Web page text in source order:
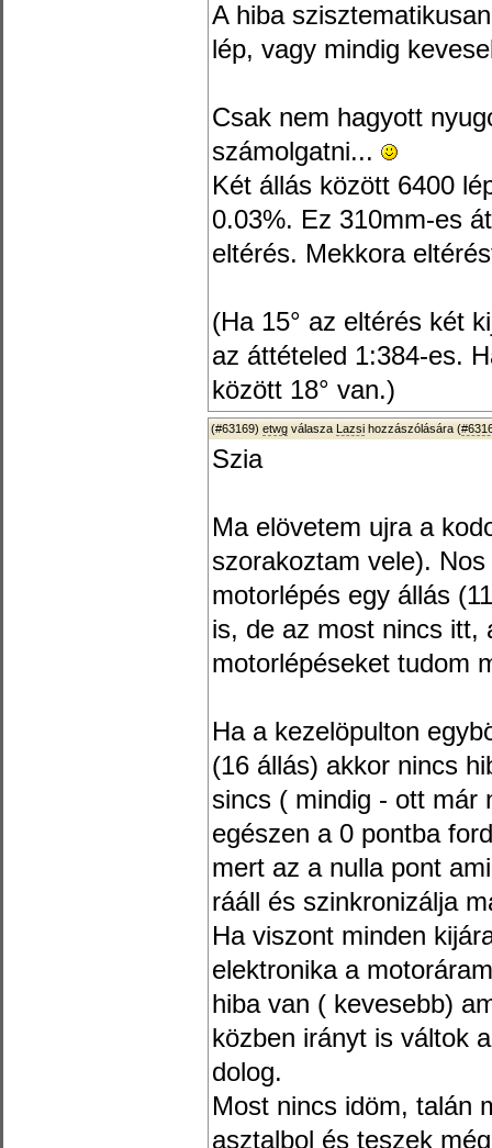
A hiba
lép, vagy mindig
Csak nem hagyott
számolgatni...
Két állás között 6400
0.03%. Ez 310mm-es
eltérés. Mekkora
(Ha 15° az eltérés két
az áttételed 1:384-es.
között 18° van.)
(#63169) etwg válasza Lazsi hozzászólására (
Szia
Ma elövetem ujra a
szorakoztam vele).
motorlépés egy állás
is, de az most nincs itt,
motorlépéseket tudom
Ha a kezelöpulton
(16 állás) akkor nincs
sincs ( mindig - ott már
egészen a 0 pontba
mert az a nulla pont
rááll és szinkronizálja
Ha viszont minden
elektronika a
hiba van ( kevesebb)
közben irányt is váltok
dolog.
Most nincs idöm, talán
asztalbol és teszek